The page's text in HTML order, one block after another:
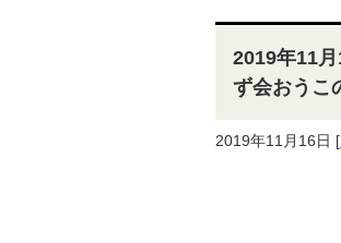
2019年11
ず会おうこ
2019年11月16日 [